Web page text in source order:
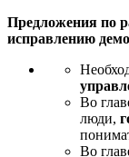
Предложения по
исправлению
Во
люди,
Во